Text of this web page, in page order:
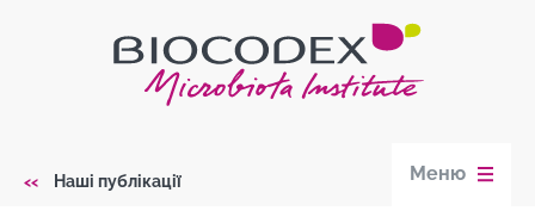
Breadcrumb
Наші публікації Меню